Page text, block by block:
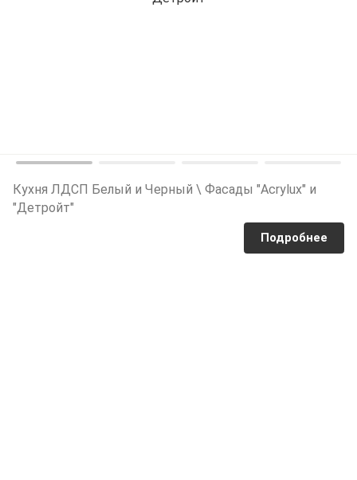
Кухня ЛДСП Белый и Черный \ Фасады "Acrylux" и
"Детройт"
Подробнее